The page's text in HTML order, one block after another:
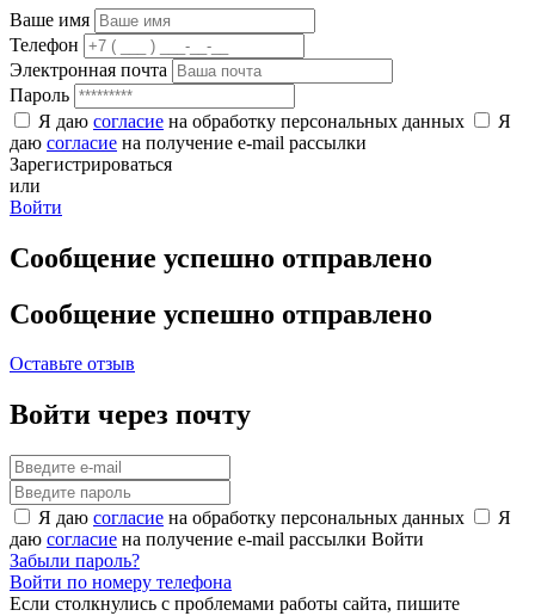
Ваше имя
Телефон
Электронная почта
Пароль
Я даю согласие на обработку персональных данных
Я
даю согласие на получение e-mail рассылки
Зарегистрироваться
или
Войти
Сообщение успешно отправлено
Сообщение успешно отправлено
Оставьте отзыв
Войти через почту
Я даю согласие на обработку персональных данных
Я
даю согласие на получение e-mail рассылки Войти
Забыли пароль?
Войти по номеру телефона
Если столкнулись с проблемами работы сайта, пишите